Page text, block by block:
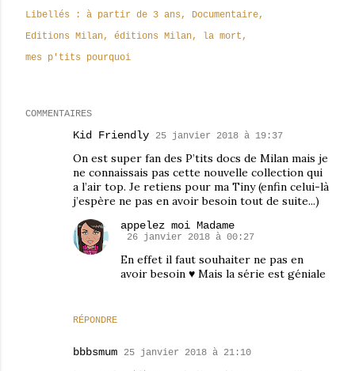
Libellés :
à partir de 3 ans
Documentaire
Editions Milan
éditions Milan
la mort
mes p'tits pourquoi
COMMENTAIRES
Kid Friendly 25 janvier 2018 à 19:37
On est super fan des P’tits docs de Milan mais je
ne connaissais pas cette nouvelle collection qui
a l’air top. Je retiens pour ma Tiny (enfin celui-là
j’espère ne pas en avoir besoin tout de suite...)
RÉPONDRE
appelez moi Madame
26 janvier 2018 à 00:27
En effet il faut souhaiter ne pas en
avoir besoin ♥ Mais la série est géniale
bbbsmum 25 janvier 2018 à 21:10